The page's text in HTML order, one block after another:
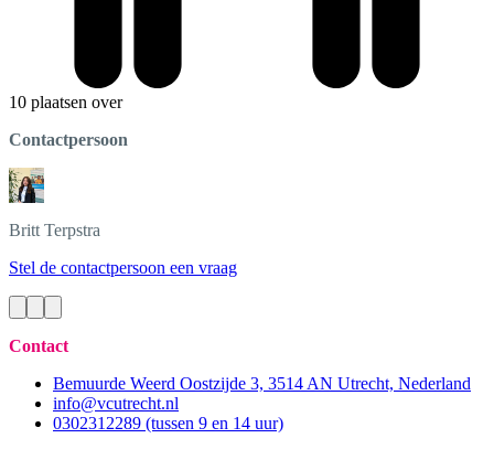
10 plaatsen over
Contactpersoon
Britt Terpstra
Stel de contactpersoon een vraag
Contact
Bemuurde Weerd Oostzijde 3, 3514 AN Utrecht, Nederland
info@vcutrecht.nl
0302312289 (tussen 9 en 14 uur)